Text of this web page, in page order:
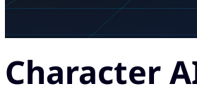
Character